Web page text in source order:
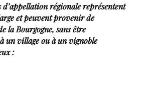
d’appellation régionale représentent
et peuvent provenir de
la Bourgogne, sans être
un village ou à un vignoble
: